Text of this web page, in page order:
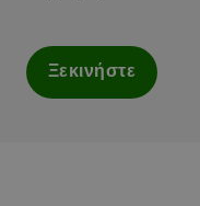
Ξεκινήστε